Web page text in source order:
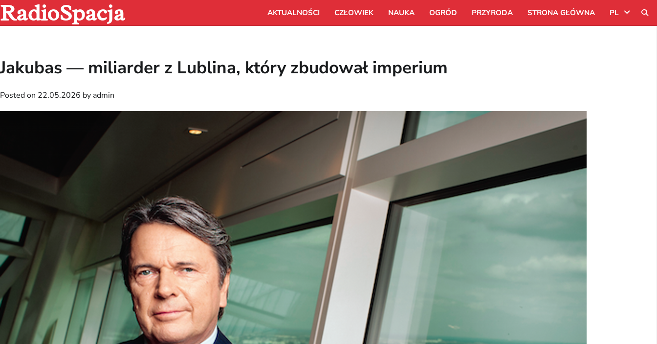
Skip
to
content
RadioSpacja AKTUALNOŚCI CZŁOWIEK NAUKA OGRÓD PRZYRODA STRONA GŁÓWNA PL
Jakubas — miliarder z Lublina, który zbudował imperium
Posted on 22.05.2026 by admin